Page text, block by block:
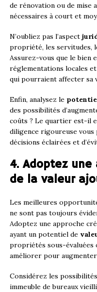
de rénovation ou de mise
nécessaires à court et
N’oubliez pas l’aspect
propriété, les servitudes,
Assurez-vous que le bien
réglementations locales et
qui pourraient affecter sa
Enfin, analysez le
des possibilités
coûts ? Le quartier est-il
diligence rigoureuse
décisions éclairées et
4. Adoptez
de la valeur
Les meilleures
ne sont pas toujours
Adoptez une approche
ayant un potentiel de
propriétés sous-évaluées
améliorer pour
Considérez les
immeuble de bureaux